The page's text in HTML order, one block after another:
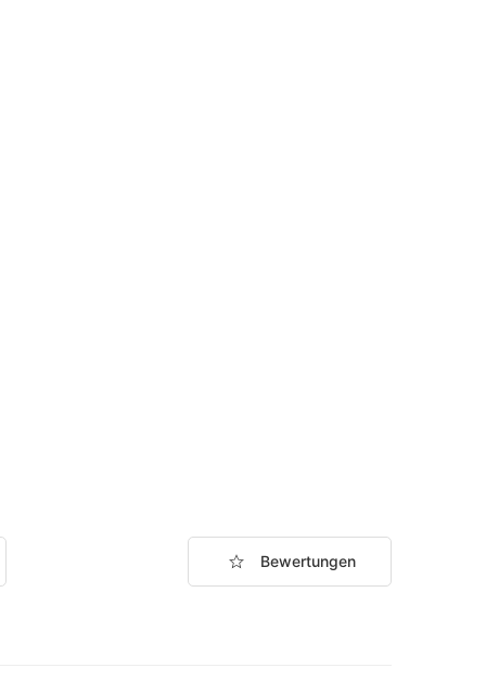
Bewertungen